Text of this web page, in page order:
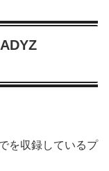
を収録しているプ